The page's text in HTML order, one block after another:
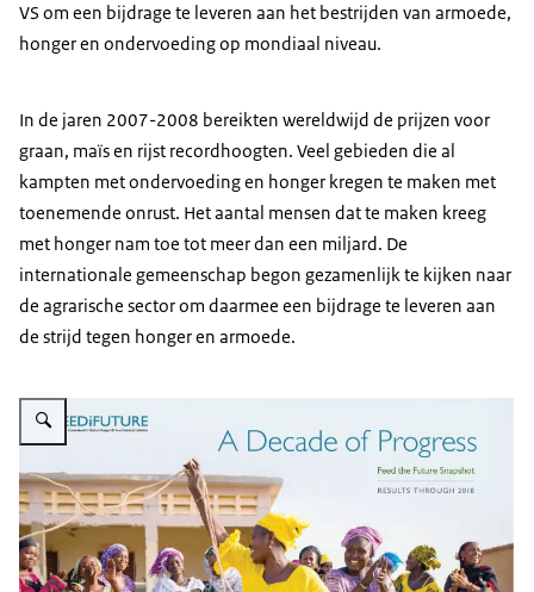
VS om een bijdrage te leveren aan het bestrijden van armoede,
honger en ondervoeding op mondiaal niveau.
In de jaren 2007-2008 bereikten wereldwijd de prijzen voor
graan, maïs en rijst recordhoogten. Veel gebieden die al
kampten met ondervoeding en honger kregen te maken met
toenemende onrust. Het aantal mensen dat te maken kreeg
met honger nam toe tot meer dan een miljard. De
internationale gemeenschap begon gezamenlijk te kijken naar
de agrarische sector om daarmee een bijdrage te leveren aan
de strijd tegen honger en armoede.
Vergroot afbeelding Voedselzekerheid